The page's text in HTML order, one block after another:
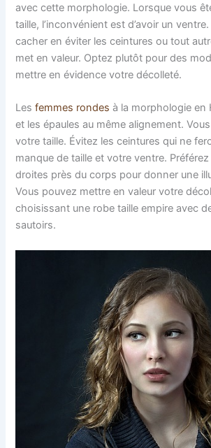
avec cette morphologie. Lorsque vous
taille, l’inconvénient est d’avoir un
cacher en éviter les ceintures ou tout
met en valeur. Optez plutôt pour des
mettre en évidence votre décolleté.
Lesfemmes rondes à la morphologie en
et les épaules au même alignement.
votre taille. Évitez les ceintures qui ne
manque de taille et votre ventre.
droites près du corps pour donner une
Vous pouvez mettre en valeur votre
choisissant une robe taille empire avec
sautoirs.